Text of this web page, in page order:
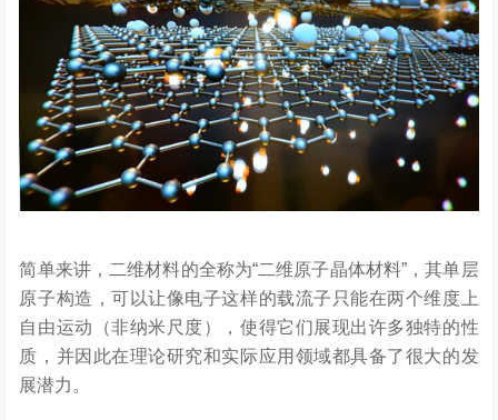
简单来讲，二维材料的全称为“二维原子晶体材料”，其单层
原子构造，可以让像电子这样的载流子只能在两个维度上
自由运动（非纳米尺度），使得它们展现出许多独特的性
质，并因此在理论研究和实际应用领域都具备了很大的发
展潜力。